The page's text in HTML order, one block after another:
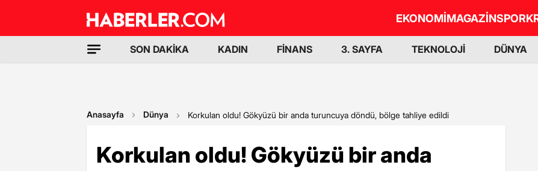
EKONOMİMAGAZİNSPOR
SON DAKİKA KADIN FİNANS 3. SAYFA TEKNOLOJİ DÜNYA
Anasayfa Dünya Korkulan oldu! Gökyüzü bir anda turuncuya döndü, bölge tahliye edildi
Korkulan oldu! Gökyüzü bir anda